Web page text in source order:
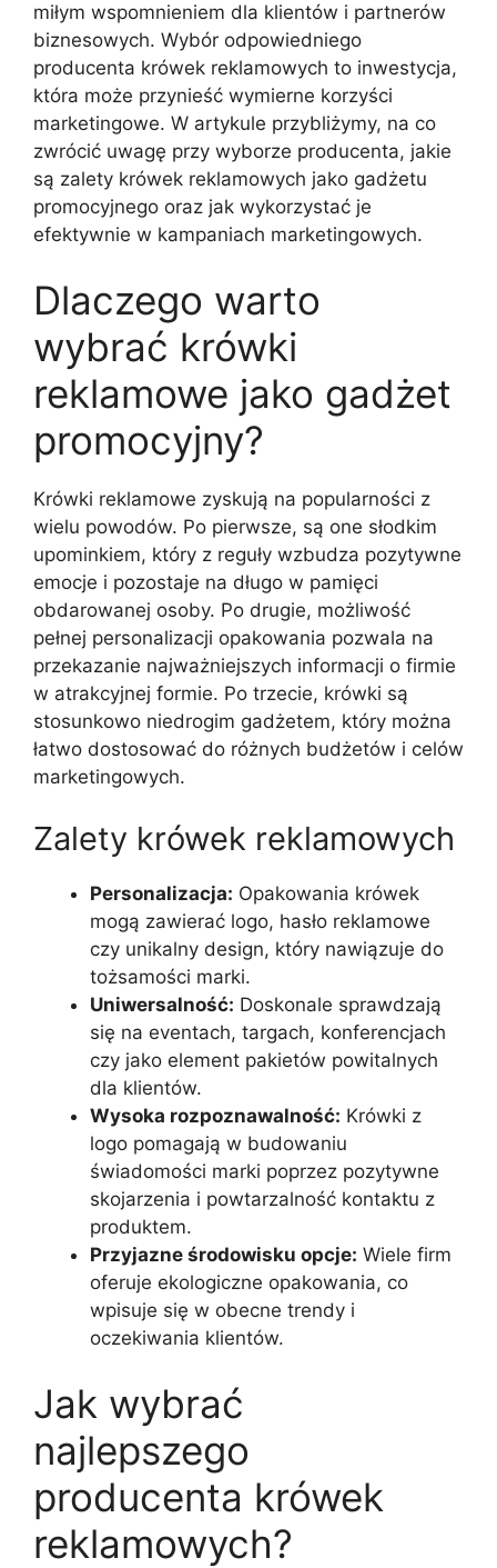
miłym wspomnieniem dla klientów i partnerów
biznesowych. Wybór odpowiedniego
producenta krówek reklamowych to inwestycja,
która może przynieść wymierne korzyści
marketingowe. W artykule przybliżymy, na co
zwrócić uwagę przy wyborze producenta, jakie
są zalety krówek reklamowych jako gadżetu
promocyjnego oraz jak wykorzystać je
efektywnie w kampaniach marketingowych.
Dlaczego warto
wybrać krówki
reklamowe jako gadżet
promocyjny?
Krówki reklamowe zyskują na popularności z
wielu powodów. Po pierwsze, są one słodkim
upominkiem, który z reguły wzbudza pozytywne
emocje i pozostaje na długo w pamięci
obdarowanej osoby. Po drugie, możliwość
pełnej personalizacji opakowania pozwala na
przekazanie najważniejszych informacji o firmie
w atrakcyjnej formie. Po trzecie, krówki są
stosunkowo niedrogim gadżetem, który można
łatwo dostosować do różnych budżetów i celów
marketingowych.
Zalety krówek reklamowych
Personalizacja: Opakowania krówek
mogą zawierać logo, hasło reklamowe
czy unikalny design, który nawiązuje do
tożsamości marki.
Uniwersalność: Doskonale sprawdzają
się na eventach, targach, konferencjach
czy jako element pakietów powitalnych
dla klientów.
Wysoka rozpoznawalność: Krówki z
logo pomagają w budowaniu
świadomości marki poprzez pozytywne
skojarzenia i powtarzalność kontaktu z
produktem.
Przyjazne środowisku opcje: Wiele firm
oferuje ekologiczne opakowania, co
wpisuje się w obecne trendy i
oczekiwania klientów.
Jak wybrać
najlepszego
producenta krówek
reklamowych?